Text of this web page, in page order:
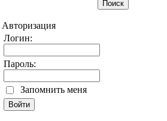
Авторизация
Логин:
Пароль:
Запомнить меня